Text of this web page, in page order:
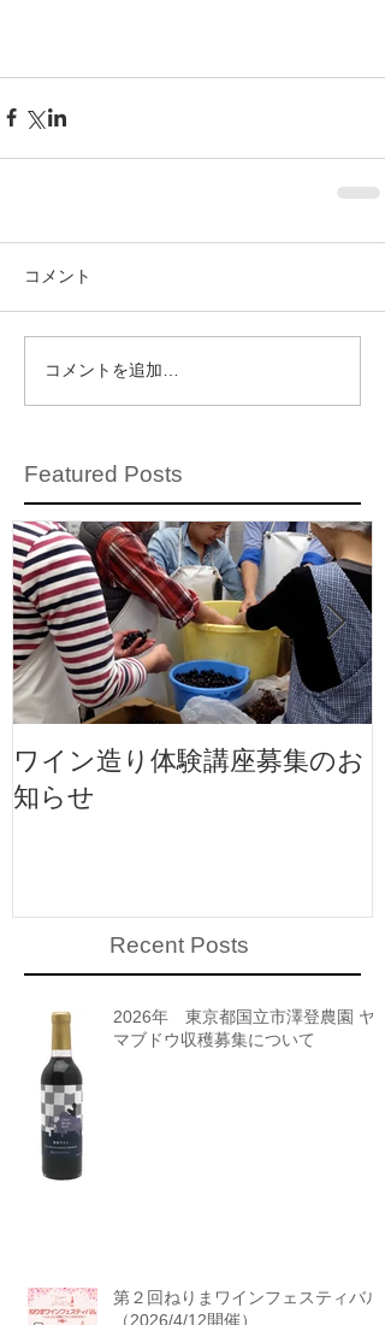
コメント
コメントを追加…
Featured Posts
ワイン造り体験講座募集のお
知らせ
Recent Posts
2026年 東京都国立市澤登農園 ヤ
マブドウ収穫募集について
第２回ねりまワインフェスティバル
（2026/4/12開催）